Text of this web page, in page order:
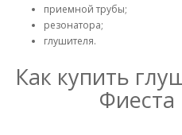
приемной трубы;
резонатора;
глушителя.
Как купить
Фиеста